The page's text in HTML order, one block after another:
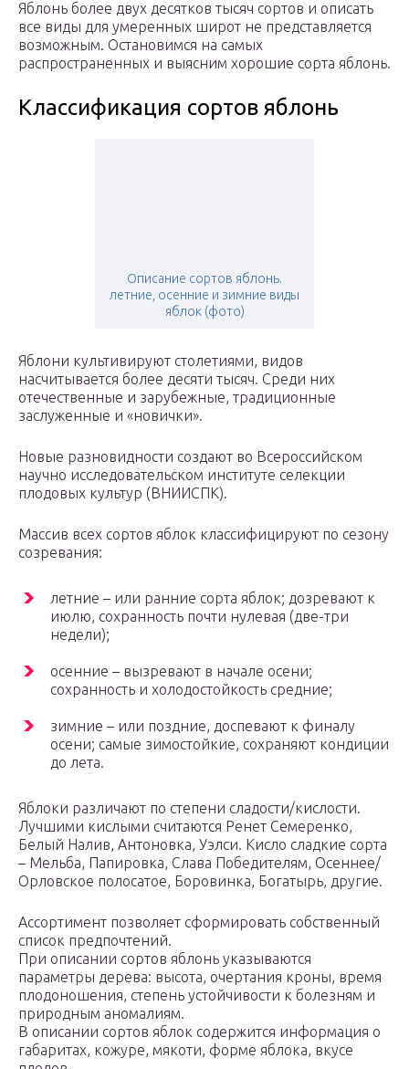
Яблонь более двух десятков тысяч сортов и описать
все виды для умеренных широт не представляется
возможным. Остановимся на самых
распространенных и выясним хорошие сорта яблонь.
Классификация сортов яблонь
Описание сортов яблонь.
летние, осенние и зимние виды
яблок (фото)
Яблони культивируют столетиями, видов
насчитывается более десяти тысяч. Среди них
отечественные и зарубежные, традиционные
заслуженные и «новички».
Новые разновидности создают во Всероссийском
научно исследовательском институте селекции
плодовых культур (ВНИИСПК).
Массив всех сортов яблок классифицируют по сезону
созревания:
летние – или ранние сорта яблок; дозревают к
июлю, сохранность почти нулевая (две-три
недели);
осенние – вызревают в начале осени;
сохранность и холодостойкость средние;
зимние – или поздние, доспевают к финалу
осени; самые зимостойкие, сохраняют кондиции
до лета.
Яблоки различают по степени сладости/кислости.
Лучшими кислыми считаются Ренет Семеренко,
Белый Налив, Антоновка, Уэлси. Кисло сладкие сорта
– Мельба, Папировка, Слава Победителям, Осеннее/
Орловское полосатое, Боровинка, Богатырь, другие.
Ассортимент позволяет сформировать собственный
список предпочтений.
При описании сортов яблонь указываются
параметры дерева: высота, очертания кроны, время
плодоношения, степень устойчивости к болезням и
природным аномалиям.
В описании сортов яблок содержится информация о
габаритах, кожуре, мякоти, форме яблока, вкусе